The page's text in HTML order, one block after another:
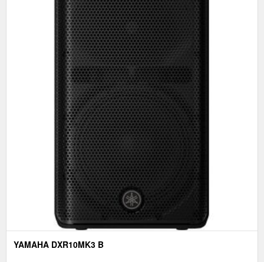
YAMAHA DXR10MK3 B